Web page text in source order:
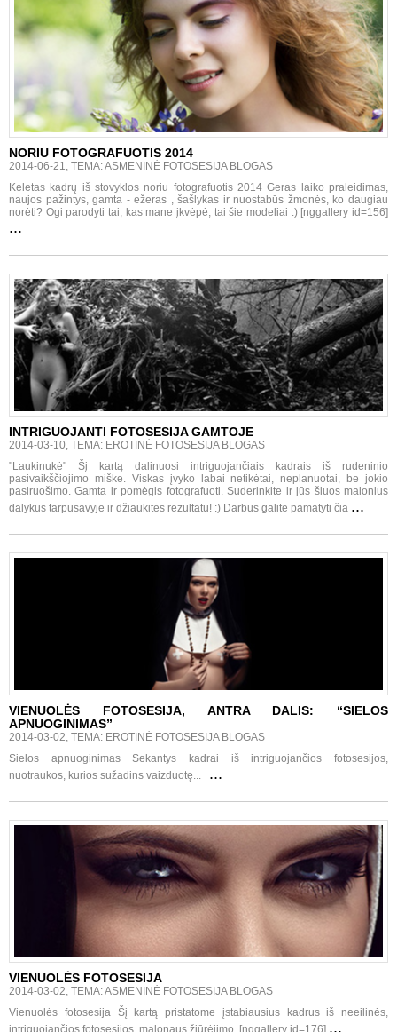
NORIU FOTOGRAFUOTIS 2014
2014-06-21, TEMA: ASMENINĖ FOTOSESIJA BLOGAS
Keletas kadrų iš stovyklos noriu fotografuotis 2014 Geras laiko praleidimas,
naujos pažintys, gamta - ežeras , šašlykas ir nuostabūs žmonės, ko daugiau
norėti? Ogi parodyti tai, kas mane įkvėpė, tai šie modeliai :) [nggallery id=156]
...
INTRIGUOJANTI FOTOSESIJA GAMTOJE
2014-03-10, TEMA: EROTINĖ FOTOSESIJA BLOGAS
"Laukinukė" Šį kartą dalinuosi intriguojančiais kadrais iš rudeninio
pasivaikščiojimo miške. Viskas įvyko labai netikėtai, neplanuotai, be jokio
pasiruošimo. Gamta ir pomėgis fotografuoti. Suderinkite ir jūs šiuos malonius
dalykus tarpusavyje ir džiaukitės rezultatu! :) Darbus galite pamatyti čia ...
VIENUOLĖS FOTOSESIJA, ANTRA DALIS: “SIELOS
APNUOGINIMAS”
2014-03-02, TEMA: EROTINĖ FOTOSESIJA BLOGAS
Sielos apnuoginimas Sekantys kadrai iš intriguojančios fotosesijos,
nuotraukos, kurios sužadins vaizduotę... ...
VIENUOLĖS FOTOSESIJA
2014-03-02, TEMA: ASMENINĖ FOTOSESIJA BLOGAS
Vienuolės fotosesija Šį kartą pristatome įstabiausius kadrus iš neeilinės,
intriguojančios fotosesijos, malonaus žiūrėjimo. [nggallery id=176] ...